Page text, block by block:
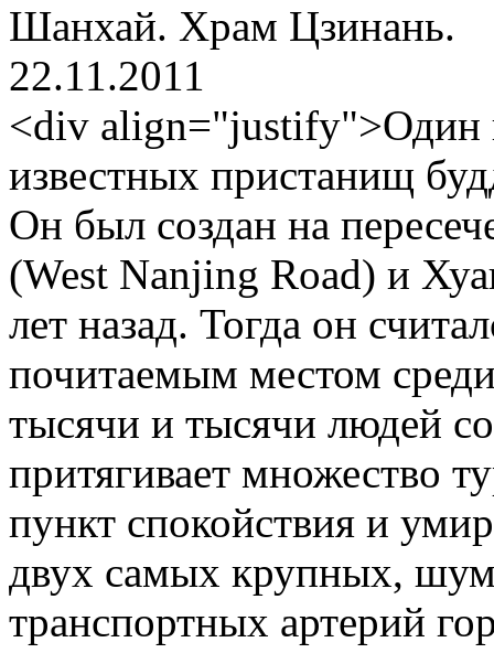
Шанхай. Храм Цзинань.
22.11.2011
<div align="justify">Один
известных пристанищ
Он был создан на
(West Nanjing Road) и
лет назад. Тогда он
почитаемым местом
тысячи и тысячи людей
притягивает множество
пункт спокойствия и
двух самых крупных,
транспортных артерий